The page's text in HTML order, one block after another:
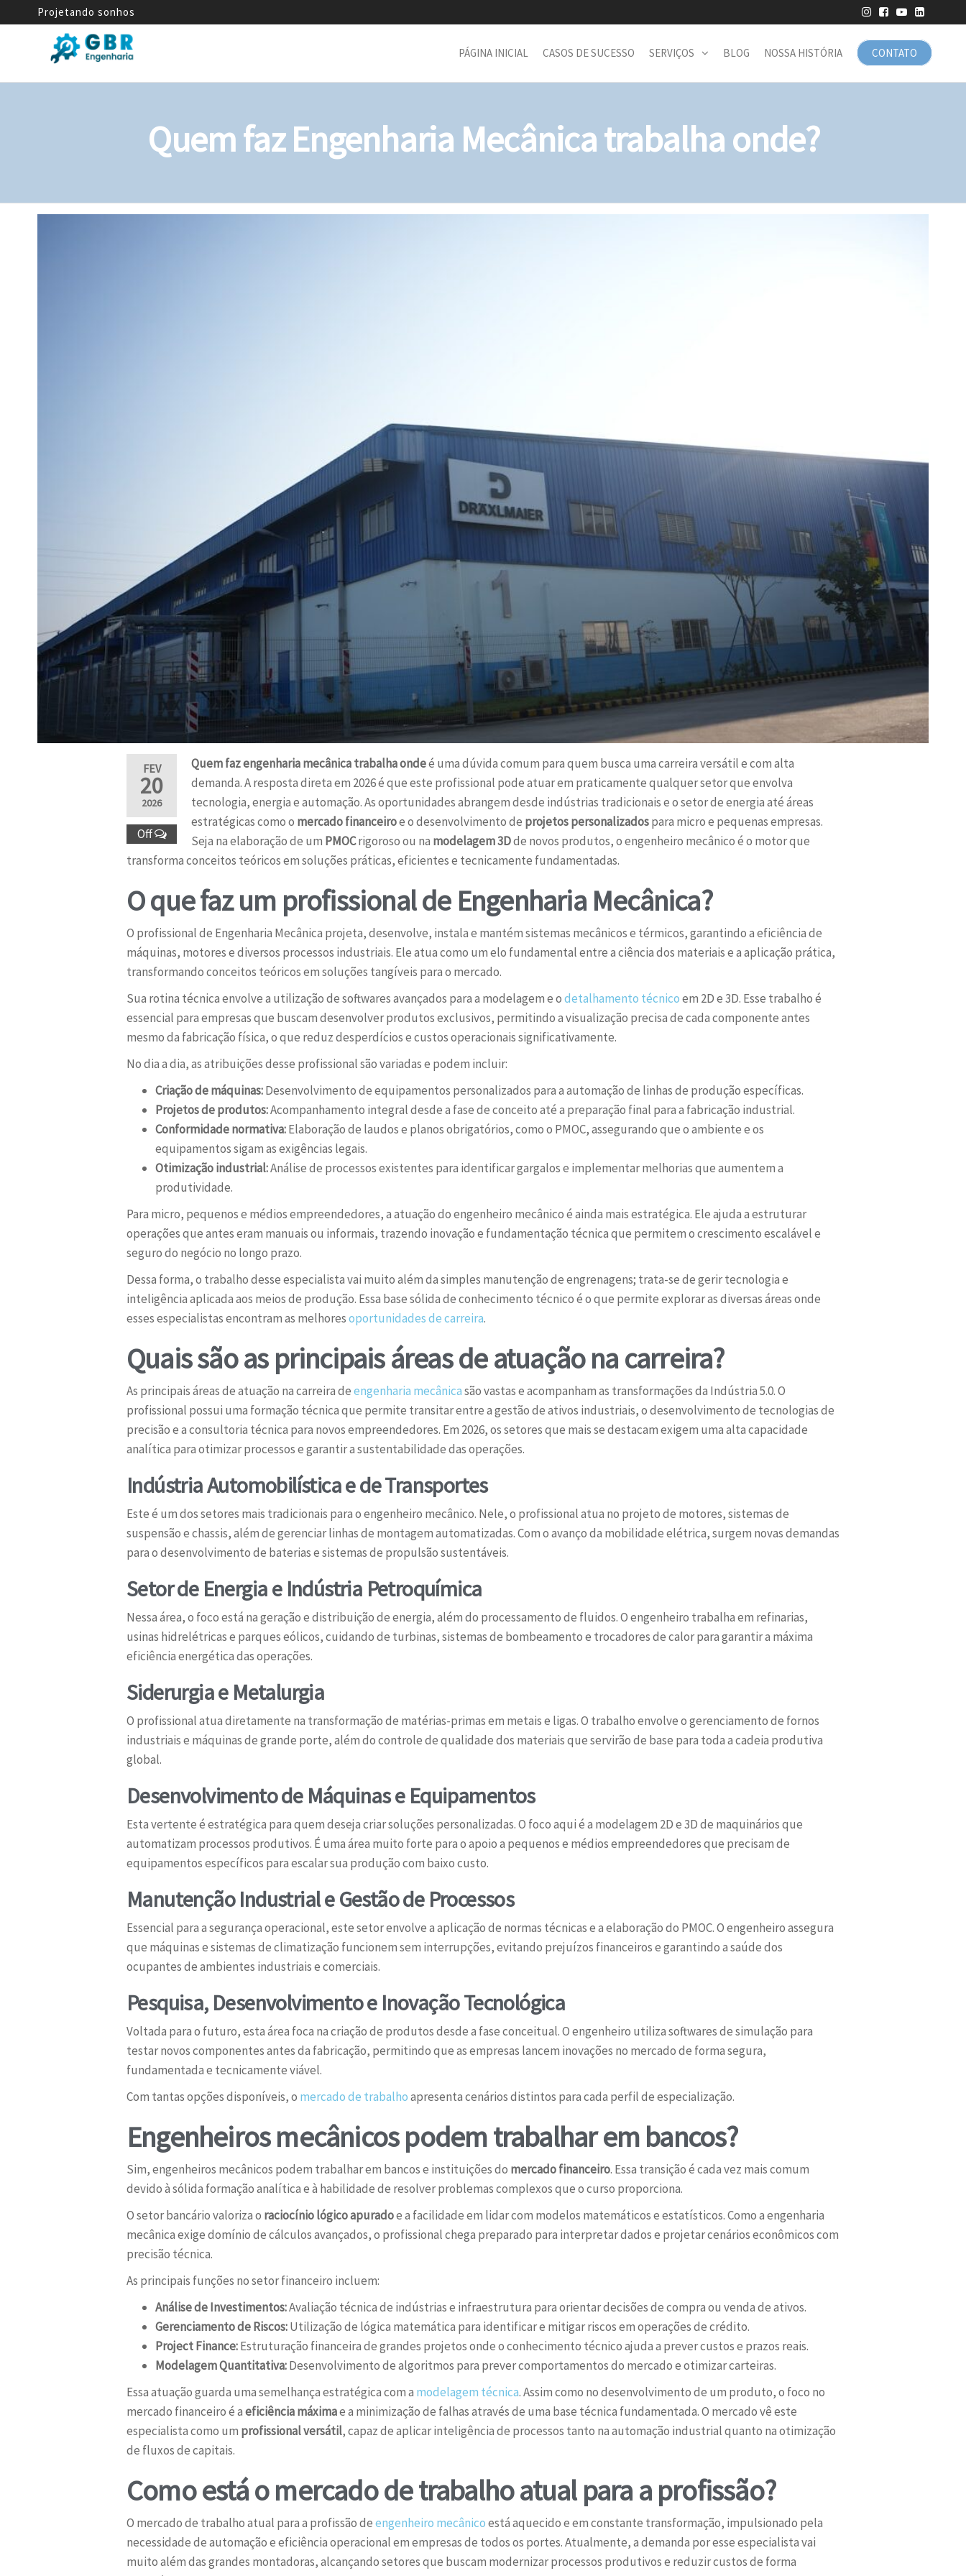
Projetando sonhos
Engenharia
CONTATO
PÁGINA INICIAL CASOS DE SUCESSO SERVIÇOS BLOG NOSSA HISTÓRIA
Quem faz Engenharia Mecânica trabalha onde?
FEV
20
2026
Off
Quem faz engenharia mecânica trabalha ondeé uma dúvida comum para quem busca uma carreira versátil e com alta
demanda. A resposta direta em 2026 é que este profissional pode atuar em praticamente qualquer setor que envolva
tecnologia, energia e automação. As oportunidades abrangem desde indústrias tradicionais e o setor de energia até áreas
estratégicas como o mercado financeiroe o desenvolvimento de projetos personalizadospara micro e pequenas empresas.
Seja na elaboração de um PMOCrigoroso ou na modelagem 3Dde novos produtos, o engenheiro mecânico é o motor que
transforma conceitos teóricos em soluções práticas, eficientes e tecnicamente fundamentadas.
O que faz um profissional de Engenharia Mecânica?
O profissional de Engenharia Mecânica projeta, desenvolve, instala e mantém sistemas mecânicos e térmicos, garantindo a eficiência de
máquinas, motores e diversos processos industriais. Ele atua como um elo fundamental entre a ciência dos materiais e a aplicação prática,
transformando conceitos teóricos em soluções tangíveis para o mercado.
Sua rotina técnica envolve a utilização de softwares avançados para a modelagem e odetalhamento técnicoem 2D e 3D. Esse trabalho é
essencial para empresas que buscam desenvolver produtos exclusivos, permitindo a visualização precisa de cada componente antes
mesmo da fabricação física, o que reduz desperdícios e custos operacionais significativamente.
No dia a dia, as atribuições desse profissional são variadas e podem incluir:
Criação de máquinas:Desenvolvimento de equipamentos personalizados para a automação de linhas de produção específicas.
Projetos de produtos:Acompanhamento integral desde a fase de conceito até a preparação final para a fabricação industrial.
Conformidade normativa:Elaboração de laudos e planos obrigatórios, como o PMOC, assegurando que o ambiente e os
equipamentos sigam as exigências legais.
Otimização industrial:Análise de processos existentes para identificar gargalos e implementar melhorias que aumentem a
produtividade.
Para micro, pequenos e médios empreendedores, a atuação do engenheiro mecânico é ainda mais estratégica. Ele ajuda a estruturar
operações que antes eram manuais ou informais, trazendo inovação e fundamentação técnica que permitem o crescimento escalável e
seguro do negócio no longo prazo.
Dessa forma, o trabalho desse especialista vai muito além da simples manutenção de engrenagens; trata-se de gerir tecnologia e
inteligência aplicada aos meios de produção. Essa base sólida de conhecimento técnico é o que permite explorar as diversas áreas onde
esses especialistas encontram as melhoresoportunidades de carreira.
Quais são as principais áreas de atuação na carreira?
As principais áreas de atuação na carreira deengenharia mecânicasão vastas e acompanham as transformações da Indústria 5.0. O
profissional possui uma formação técnica que permite transitar entre a gestão de ativos industriais, o desenvolvimento de tecnologias de
precisão e a consultoria técnica para novos empreendedores. Em 2026, os setores que mais se destacam exigem uma alta capacidade
analítica para otimizar processos e garantir a sustentabilidade das operações.
Indústria Automobilística e de Transportes
Este é um dos setores mais tradicionais para o engenheiro mecânico. Nele, o profissional atua no projeto de motores, sistemas de
suspensão e chassis, além de gerenciar linhas de montagem automatizadas. Com o avanço da mobilidade elétrica, surgem novas demandas
para o desenvolvimento de baterias e sistemas de propulsão sustentáveis.
Setor de Energia e Indústria Petroquímica
Nessa área, o foco está na geração e distribuição de energia, além do processamento de fluidos. O engenheiro trabalha em refinarias,
usinas hidrelétricas e parques eólicos, cuidando de turbinas, sistemas de bombeamento e trocadores de calor para garantir a máxima
eficiência energética das operações.
Siderurgia e Metalurgia
O profissional atua diretamente na transformação de matérias-primas em metais e ligas. O trabalho envolve o gerenciamento de fornos
industriais e máquinas de grande porte, além do controle de qualidade dos materiais que servirão de base para toda a cadeia produtiva
global.
Desenvolvimento de Máquinas e Equipamentos
Esta vertente é estratégica para quem deseja criar soluções personalizadas. O foco aqui é a modelagem 2D e 3D de maquinários que
automatizam processos produtivos. É uma área muito forte para o apoio a pequenos e médios empreendedores que precisam de
equipamentos específicos para escalar sua produção com baixo custo.
Manutenção Industrial e Gestão de Processos
Essencial para a segurança operacional, este setor envolve a aplicação de normas técnicas e a elaboração do PMOC. O engenheiro assegura
que máquinas e sistemas de climatização funcionem sem interrupções, evitando prejuízos financeiros e garantindo a saúde dos
ocupantes de ambientes industriais e comerciais.
Pesquisa, Desenvolvimento e Inovação Tecnológica
Voltada para o futuro, esta área foca na criação de produtos desde a fase conceitual. O engenheiro utiliza softwares de simulação para
testar novos componentes antes da fabricação, permitindo que as empresas lancem inovações no mercado de forma segura,
fundamentada e tecnicamente viável.
Com tantas opções disponíveis, o mercado de trabalhoapresenta cenários distintos para cada perfil de especialização.
Engenheiros mecânicos podem trabalhar em bancos?
Sim, engenheiros mecânicos podem trabalhar em bancos e instituições do mercado financeiro. Essa transição é cada vez mais comum
devido à sólida formação analítica e à habilidade de resolver problemas complexos que o curso proporciona.
O setor bancário valoriza o raciocínio lógico apuradoe a facilidade em lidar com modelos matemáticos e estatísticos. Como a engenharia
mecânica exige domínio de cálculos avançados, o profissional chega preparado para interpretar dados e projetar cenários econômicos com
precisão técnica.
As principais funções no setor financeiro incluem:
Análise de Investimentos:Avaliação técnica de indústrias e infraestrutura para orientar decisões de compra ou venda de ativos.
Gerenciamento de Riscos:Utilização de lógica matemática para identificar e mitigar riscos em operações de crédito.
Project Finance:Estruturação financeira de grandes projetos onde o conhecimento técnico ajuda a prever custos e prazos reais.
Modelagem Quantitativa:Desenvolvimento de algoritmos para prever comportamentos do mercado e otimizar carteiras.
Essa atuação guarda uma semelhança estratégica com a modelagem técnica. Assim como no desenvolvimento de um produto, o foco no
mercado financeiro é aeficiência máximae a minimização de falhas através de uma base técnica fundamentada. O mercado vê este
especialista como um profissional versátil, capaz de aplicar inteligência de processos tanto na automação industrial quanto na otimização
de fluxos de capitais.
Como está o mercado de trabalho atual para a profissão?
O mercado de trabalho atual para a profissão deengenheiro mecânicoestá aquecido e em constante transformação, impulsionado pela
necessidade de automação e eficiência operacional em empresas de todos os portes. Atualmente, a demanda por esse especialista vai
muito além das grandes montadoras, alcançando setores que buscam modernizar processos produtivos e reduzir custos de forma